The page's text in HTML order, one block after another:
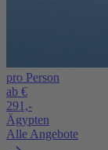
pro Person
ab €
291,-
Ägypten
Alle Angebote